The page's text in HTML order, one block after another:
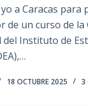
a Caracas para
de un curso de la
del Instituto de
18 OCTUBRE 2025 3